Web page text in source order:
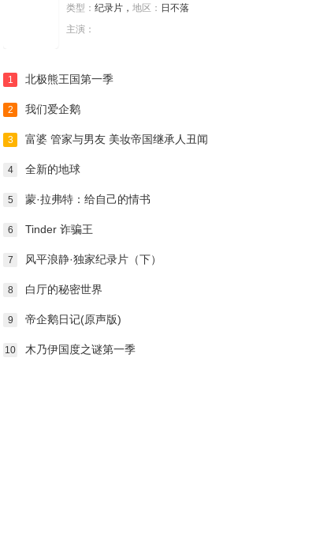
类型： 纪录片， 地区： 日不落
主演：
1 北极熊王国第一季
2 我们爱企鹅
3 富婆 管家与男友 美妆帝国继承人丑闻
4 全新的地球
5 蒙·拉弗特：给自己的情书
6 Tinder 诈骗王
7 风平浪静·独家纪录片（下）
8 白厅的秘密世界
9 帝企鹅日记(原声版)
10 木乃伊国度之谜第一季